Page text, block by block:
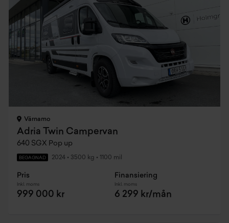
Värnamo
Adria Twin Campervan
640 SGX Pop up
BEGAGNAD 2024 • 3500 kg • 1100 mil
Pris
Inkl. moms
999 000 kr
Finansiering
Inkl. moms
6 299 kr/mån